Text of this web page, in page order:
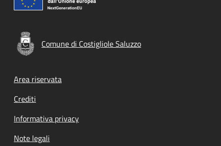
Comune di Costigliole Saluzzo
Footer menu
Area riservata
Crediti
Informativa privacy
Note legali